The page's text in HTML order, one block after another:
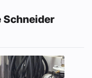
Schneider